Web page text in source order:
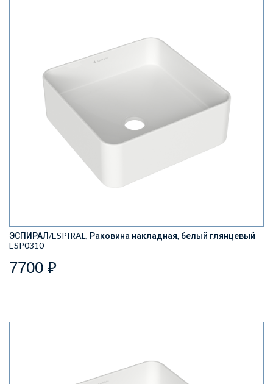
ЭСПИРАЛ/ESPIRAL, Раковина накладная, белый глянцевый
ESP0310
7700 ₽